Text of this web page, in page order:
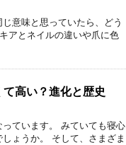
意味と思っていたら、どう
アとネイルの違いや爪に色
高い？進化と歴史
ています。 みていても寝心
ょうか。 そして、さまざま